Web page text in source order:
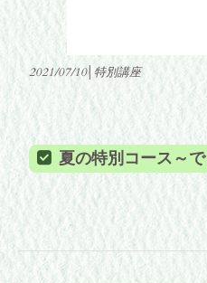
2021/07/10│特別講座
夏の特別コース～でき